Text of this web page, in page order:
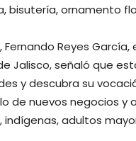
bisutería, ornamento
Fernando Reyes
Jalisco, señaló que
y descubra su
de nuevos negocios
indígenas, adultos